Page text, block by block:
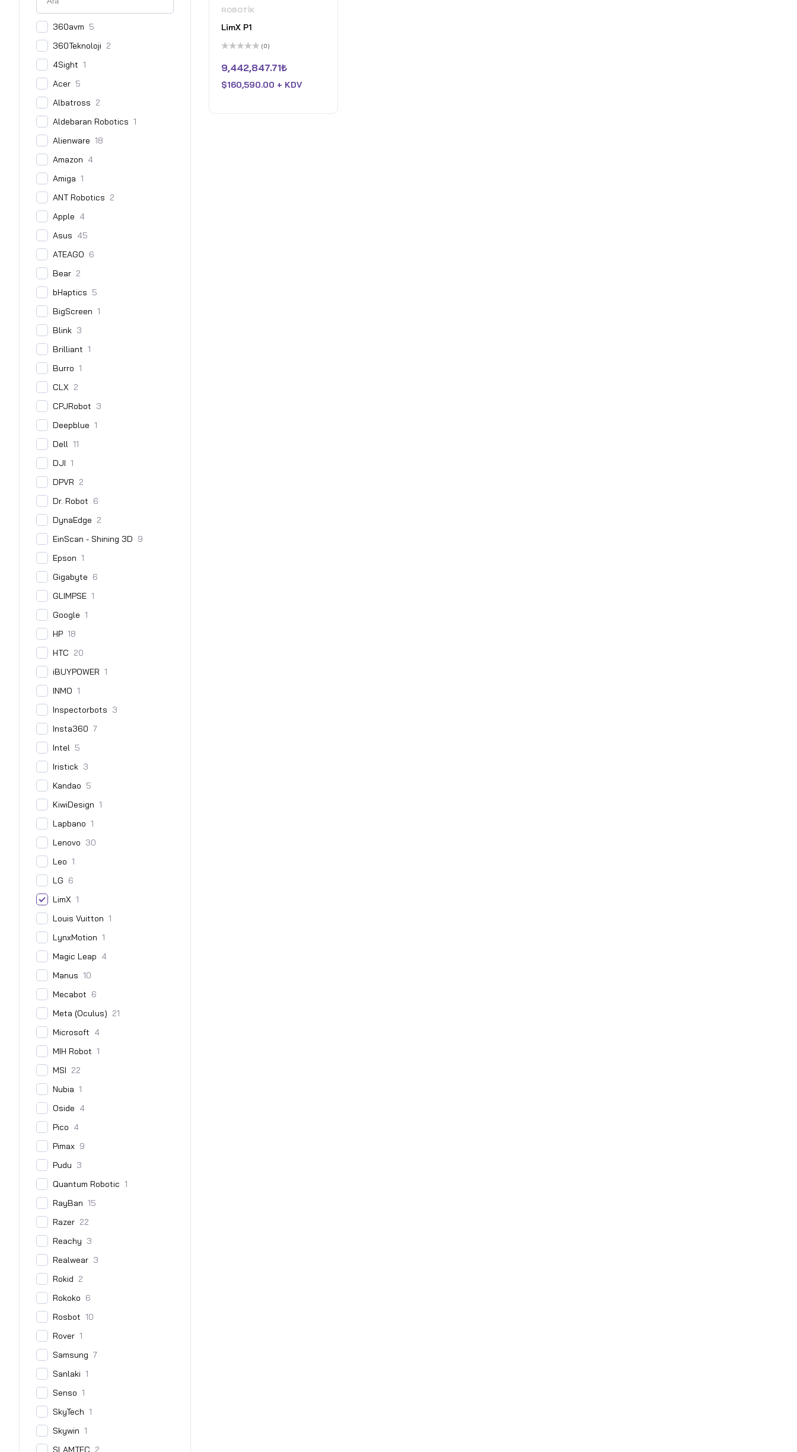
360avm 5
360Teknoloji 2
4Sight 1
Acer 5
Albatross 2
Aldebaran Robotics 1
Alienware 18
Amazon 4
Amiga 1
ANT Robotics 2
Apple 4
Asus 45
ATEAGO 6
Bear 2
bHaptics 5
BigScreen 1
Blink 3
Brilliant 1
Burro 1
CLX 2
CPJRobot 3
Deepblue 1
Dell 11
DJI 1
DPVR 2
Dr. Robot 6
DynaEdge 2
EinScan - Shining 3D 9
Epson 1
Gigabyte 6
GLIMPSE 1
Google 1
HP 18
HTC 20
iBUYPOWER 1
INMO 1
Inspectorbots 3
Insta360 7
Intel 5
Iristick 3
Kandao 5
KiwiDesign 1
Lapbano 1
Lenovo 30
Leo 1
LG 6
LimX 1
Louis Vuitton 1
LynxMotion 1
Magic Leap 4
Manus 10
Mecabot 6
Meta (Oculus) 21
Microsoft 4
MIH Robot 1
MSI 22
Nubia 1
Oside 4
Pico 4
Pimax 9
Pudu 3
Quantum Robotic 1
RayBan 15
Razer 22
Reachy 3
Realwear 3
Rokid 2
Rokoko 6
Rosbot 10
Rover 1
Samsung 7
Sanlaki 1
Senso 1
SkyTech 1
Skywin 1
SLAMTEC 2
ROBOTIK
LimX P1
üzerinden
0
aldı
(0)
9,442,847.71₺
$160,590.00 + KDV